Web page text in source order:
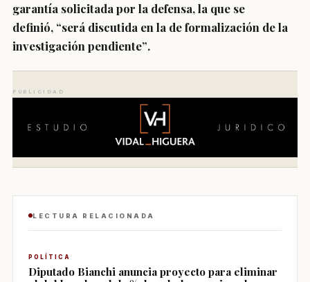
garantía solicitada por la defensa, la que se
definió, “será discutida en la de formalización de la
investigación pendiente”.
PUBLICIDAD
LECTURA RELACIONADA
POLÍTICA
Diputado Bianchi anuncia proyecto para eliminar